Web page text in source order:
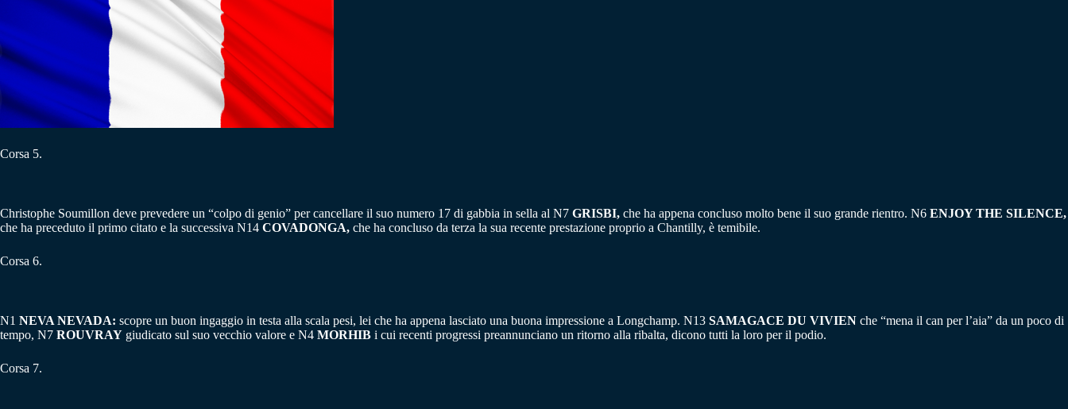
Corsa 5.
Christophe Soumillon deve prevedere un “colpo di genio” per cancellare il suo numero 17 di gabbia in sella al N7 GRISBI, che ha appena concluso molto bene il suo grande rientro. N6 ENJOY THE SILENCE,
che ha preceduto il primo citato e la successiva N14 COVADONGA, che ha concluso da terza la sua recente prestazione proprio a Chantilly, è temibile.
Corsa 6.
N1 NEVA NEVADA: scopre un buon ingaggio in testa alla scala pesi, lei che ha appena lasciato una buona impressione a Longchamp. N13 SAMAGACE DU VIVIEN che “mena il can per l’aia” da un poco di
tempo, N7 ROUVRAY giudicato sul suo vecchio valore e N4 MORHIB i cui recenti progressi preannunciano un ritorno alla ribalta, dicono tutti la loro per il podio.
Corsa 7.